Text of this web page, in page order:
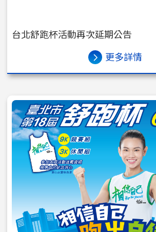
台北舒跑杯活動再次延期公告
更多詳情